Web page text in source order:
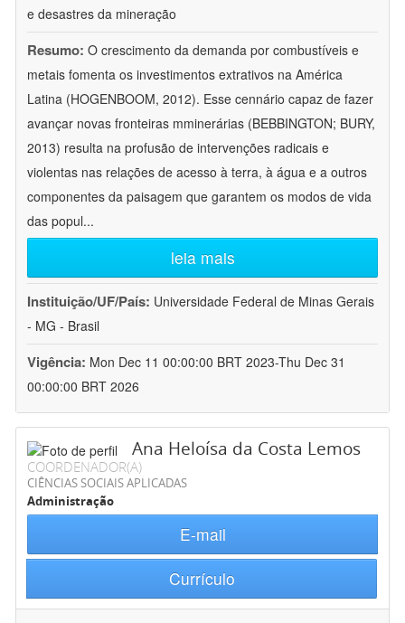
e desastres da mineração
Resumo: O crescimento da demanda por combustíveis e
metais fomenta os investimentos extrativos na América
Latina (HOGENBOOM, 2012). Esse cennário capaz de fazer
avançar novas fronteiras mminerárias (BEBBINGTON; BURY,
2013) resulta na profusão de intervenções radicais e
violentas nas relações de acesso à terra, à água e a outros
componentes da paisagem que garantem os modos de vida
das popul...
leia mais
Instituição/UF/País: Universidade Federal de Minas Gerais
- MG - Brasil
Vigência: Mon Dec 11 00:00:00 BRT 2023-Thu Dec 31
00:00:00 BRT 2026
Ana Heloísa da Costa Lemos
COORDENADOR(A)
CIÊNCIAS SOCIAIS APLICADAS
Administração
E-mail
Currículo